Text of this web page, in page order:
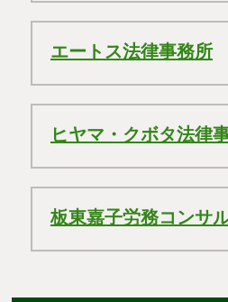
エートス法律事務所
ヒヤマ・クボタ法律
板東嘉子労務コンサ